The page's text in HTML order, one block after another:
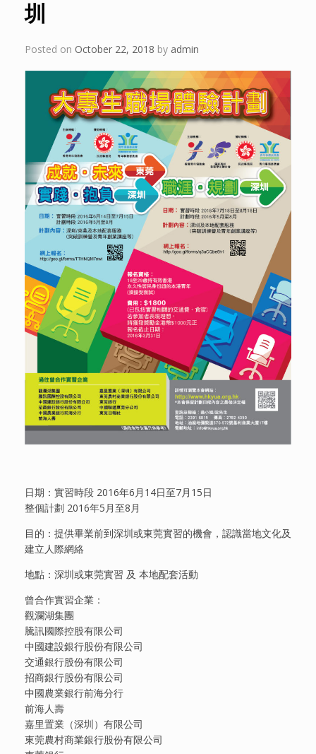
圳
Posted on October 22, 2018 by admin
日期：實習時段 2016年6月14日至7月15日
整個計劃 2016年5月至8月
目的：提供畢業前到深圳或東莞實習的機會，認識當地文化及
建立人際網絡
地點：深圳或東莞實習 及 本地配套活動
曾合作實習企業：
觀瀾湖集團
騰訊國際控股有限公司
中國建設銀行股份有限公司
交通銀行股份有限公司
招商銀行股份有限公司
中國農業銀行前海分行
前海人壽
嘉里置業（深圳）有限公司
東莞農村商業銀行股份有限公司